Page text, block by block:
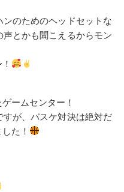
のためのヘッドセットな
とかも聞こえるからモン
ームセンター！
が、バスケ対決は絶対だ
た！